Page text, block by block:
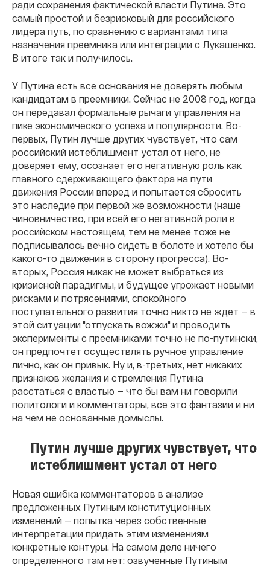
ради сохранения фактической власти Путина. Это
самый простой и безрисковый для российского
лидера путь, по сравнению с вариантами типа
назначения преемника или интеграции с Лукашенко.
В итоге так и получилось.
У Путина есть все основания не доверять любым
кандидатам в преемники. Сейчас не 2008 год, когда
он передавал формальные рычаги управления на
пике экономического успеха и популярности. Во-
первых, Путин лучше других чувствует, что сам
российский истеблишмент устал от него, не
доверяет ему, осознает его негативную роль как
главного сдерживающего фактора на пути
движения России вперед и попытается сбросить
это наследие при первой же возможности (наше
чиновничество, при всей его негативной роли в
российском настоящем, тем не менее тоже не
подписывалось вечно сидеть в болоте и хотело бы
какого-то движения в сторону прогресса). Во-
вторых, Россия никак не может выбраться из
кризисной парадигмы, и будущее угрожает новыми
рисками и потрясениями, спокойного
поступательного развития точно никто не ждет — в
этой ситуации "отпускать вожжи" и проводить
эксперименты с преемниками точно не по-путински,
он предпочтет осуществлять ручное управление
лично, как он привык. Ну и, в-третьих, нет никаких
признаков желания и стремления Путина
расстаться с властью — что бы вам ни говорили
политологи и комментаторы, все это фантазии и ни
на чем не основанные домыслы.
Путин лучше других чувствует, что
истеблишмент устал от него
Новая ошибка комментаторов в анализе
предложенных Путиным конституционных
изменений — попытка через собственные
интерпретации придать этим изменениям
конкретные контуры. На самом деле ничего
определенного там нет: озвученные Путиным